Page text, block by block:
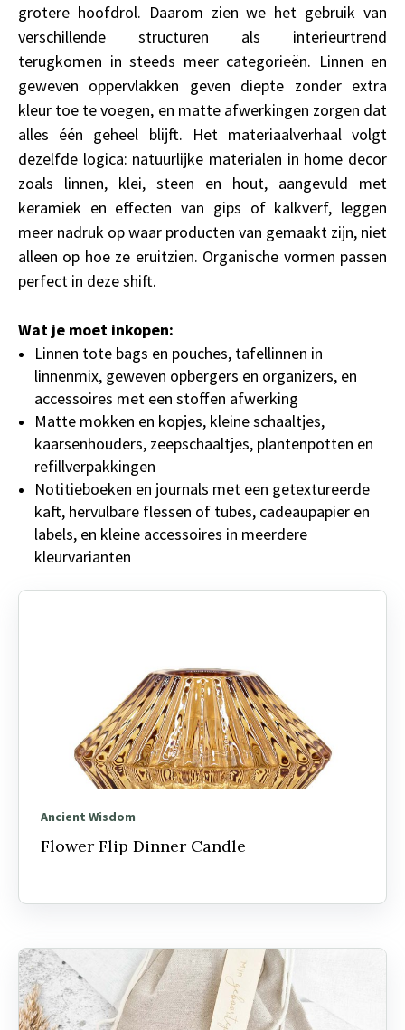
grotere hoofdrol. Daarom zien we het gebruik van
verschillende structuren als interieurtrend
terugkomen in steeds meer categorieën. Linnen en
geweven oppervlakken geven diepte zonder extra
kleur toe te voegen, en matte afwerkingen zorgen dat
alles één geheel blijft. Het materiaalverhaal volgt
dezelfde logica: natuurlijke materialen in home decor
zoals linnen, klei, steen en hout, aangevuld met
keramiek en effecten van gips of kalkverf, leggen
meer nadruk op waar producten van gemaakt zijn, niet
alleen op hoe ze eruitzien. Organische vormen passen
perfect in deze shift.
Wat je moet inkopen:
Linnen tote bags en pouches, tafellinnen in
linnenmix, geweven opbergers en organizers, en
accessoires met een stoffen afwerking
Matte mokken en kopjes, kleine schaaltjes,
kaarsenhouders, zeepschaaltjes, plantenpotten en
refillverpakkingen
Notitieboeken en journals met een getextureerde
kaft, hervulbare flessen of tubes, cadeaupapier en
labels, en kleine accessoires in meerdere
kleurvarianten
Ancient Wisdom
Flower Flip Dinner Candle